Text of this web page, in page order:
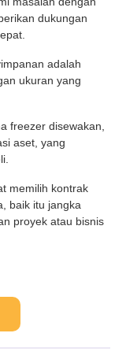
dukungan
adalah
ukuran yang
freezer disewakan,
aset, yang
memilih kontrak
baik itu jangka
proyek atau bisnis